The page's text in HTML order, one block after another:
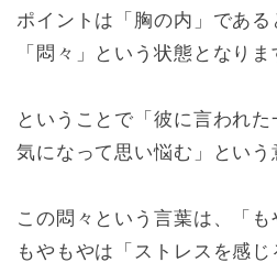
ポイントは「胸の内」であ
「悶々」という状態となりま
ということで「彼に言われ
気になって思い悩む」という
この悶々という言葉は、「
もやもやは「ストレスを感